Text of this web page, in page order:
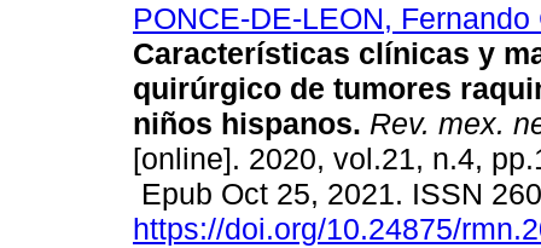
PONCE-DE-LEON, Fernando
Características clínicas y
quirúrgico de tumores
niños hispanos. Rev. mex.
[online]. 2020, vol.21, n.4,
Epub Oct 25, 2021. ISSN
https://doi.org/10.24875/